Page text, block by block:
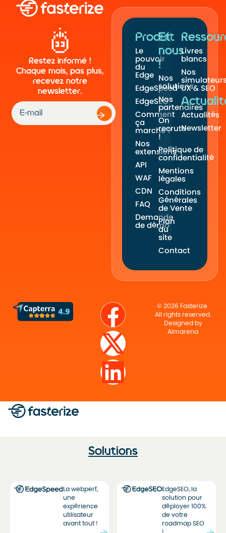
Restez informé !
Chaque mois, pas plus,
recevez notre
newsletter.
Produit
Le
pouvoir
du
Edge
EdgeSpeed
EdgeSEO
Comment
ça
marche ?
Nos
extensions
API
WAF
CDN
FAQ
Demande
de démo
Et
nous
!
Nos
solutions
Nos
partenaires
On
recrute
!
Politique de
confidentialité
Mentions
légales
Conditions
Générales
de Vente
Plan
du
site
Contact
Livres
blancs
Nos
UX & SEO
Actualités
Newsletter
© 2026 Fasterize.
All rights reserved.
Designed by
Almarena
Solutions
La webperf,
une
expérience
utilisateur
avant tout !
EdgeSEO, la
solution pour
déployer 100%
de votre
roadmap SEO